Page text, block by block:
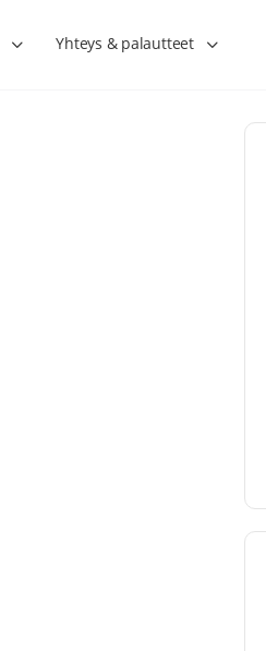
Yhteys & palautteet